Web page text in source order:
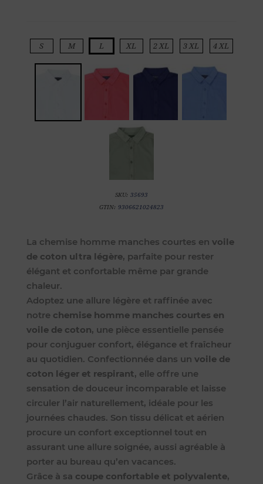
S M L XL 2 XL 3 XL 4 XL
SKU: 35693
GTIN: 9306621024823
La chemise homme manches courtes en voile
de coton ultra légère, parfaite pour rester
élégant et confortable même par grande
chaleur.
Adoptez une allure légère et raffinée avec
notre chemise homme manches courtes en
voile de coton, une pièce essentielle pensée
pour conjuguer confort, élégance et fraîcheur
au quotidien. Confectionnée dans un voile de
coton léger et respirant, elle offre une
sensation de douceur incomparable et laisse
circuler l’air naturellement, idéale pour les
journées chaudes. Son tissu délicat et aérien
procure un confort exceptionnel tout en
assurant une allure soignée, aussi agréable à
porter au bureau qu’en vacances.
Grâce à sa coupe confortable et polyvalente,